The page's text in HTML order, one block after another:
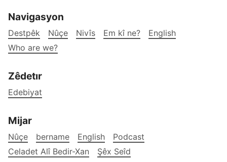
Navigasyon
Destpêk Nûçe Nivîs Em kî ne?
English
Who are we?
Zêdetır
Edebiyat
Mijar
Nûçe bername English
Podcast
Celadet Alî Bedir-Xan
Şêx Seîd